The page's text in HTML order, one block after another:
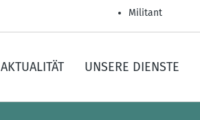
Militant
AKTUALITÄT UNSERE DIENSTE